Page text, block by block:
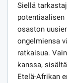
Siellä
potentiaalisen
osaston
ongelmiensa
ratkaisua.
kanssa,
Etelä-Afrikan